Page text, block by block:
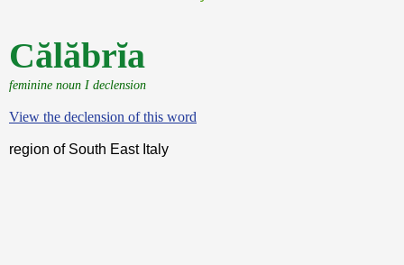
Călăbrĭa
feminine noun I declension
View the declension of this word
region of South East Italy